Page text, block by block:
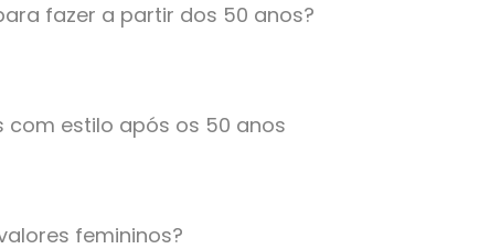
fazer a partir dos 50 anos?
com estilo após os 50 anos
femininos?